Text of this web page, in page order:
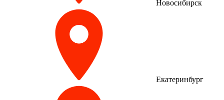
Новосибирск
Екатеринбург